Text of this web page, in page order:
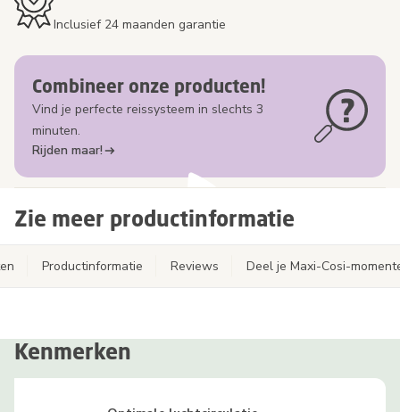
Inclusief 24 maanden garantie
Combineer onze producten!
Vind je perfecte reissysteem in slechts 3
minuten.
Rijden maar!
Zie meer productinformatie
Productinformatie Reviews Deel je Maxi-Cosi-
Kenmerken